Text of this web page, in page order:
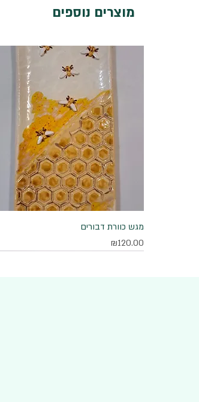
מוצרים נוספים
תצוגה מהירהמגש כוורת דבורים
מחיר
₪120.00